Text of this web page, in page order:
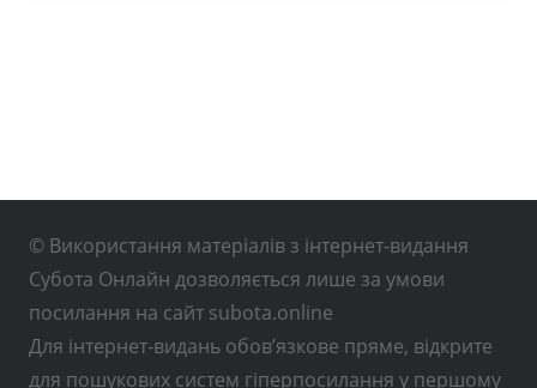
© Використання матеріалів з інтернет-видання
Субота Онлайн дозволяється лише за умови
посилання на сайт subota.online
Для інтернет-видань обов’язкове пряме, відкрите
для пошукових систем гіперпосилання у першому